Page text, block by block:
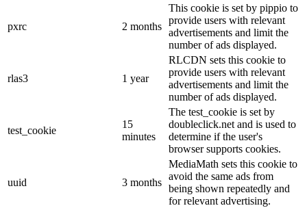
pxrc 2 months
This cookie is set by pippio to
provide users with relevant
advertisements and limit the
number of ads displayed.
rlas3 1 year
RLCDN sets this cookie to
provide users with relevant
advertisements and limit the
number of ads displayed.
test_cookie
15
minutes
The test_cookie is set by
doubleclick.net and is used to
determine if the user's
browser supports cookies.
uuid 3 months
MediaMath sets this cookie to
avoid the same ads from
being shown repeatedly and
for relevant advertising.